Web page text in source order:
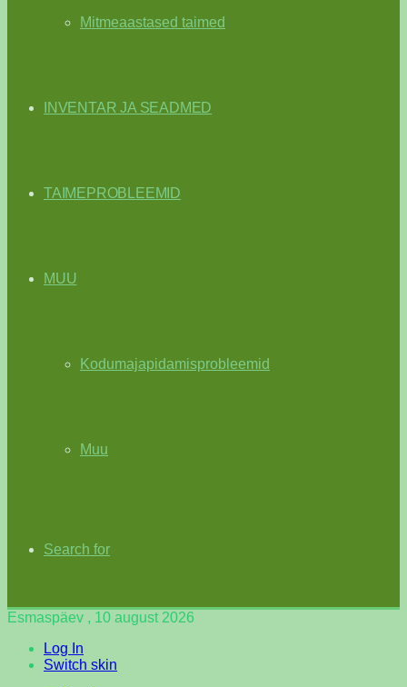
Mitmeaastased taimed
INVENTAR JA SEADMED
TAIMEPROBLEEMID
MUU
Kodumajapidamisprobleemid
Muu
Search for
Esmaspäev , 10 august 2026
Log In
Switch skin